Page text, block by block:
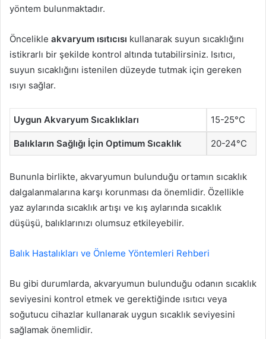
yöntem bulunmaktadır.
Öncelikle akvaryum ısıtıcısı kullanarak suyun sıcaklığını
istikrarlı bir şekilde kontrol altında tutabilirsiniz. Isıtıcı,
suyun sıcaklığını istenilen düzeyde tutmak için gereken
ısıyı sağlar.
Uygun Akvaryum Sıcaklıkları 15-25°C
Balıkların Sağlığı İçin Optimum Sıcaklık 20-24°C
Bununla birlikte, akvaryumun bulunduğu ortamın sıcaklık
dalgalanmalarına karşı korunması da önemlidir. Özellikle
yaz aylarında sıcaklık artışı ve kış aylarında sıcaklık
düşüşü, balıklarınızı olumsuz etkileyebilir.
Balık Hastalıkları ve Önleme Yöntemleri Rehberi
Bu gibi durumlarda, akvaryumun bulunduğu odanın sıcaklık
seviyesini kontrol etmek ve gerektiğinde ısıtıcı veya
soğutucu cihazlar kullanarak uygun sıcaklık seviyesini
sağlamak önemlidir.